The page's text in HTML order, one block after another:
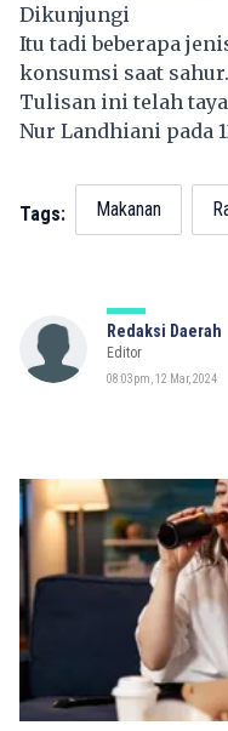
Dikunjungi
Itu tadi beberapa
konsumsi saat sahur.
Tulisan ini telah
Nur Landhiani pada
Tags: Makanan
Redaksi Daerah
Editor
08:03pm, 12 Mar, 2024